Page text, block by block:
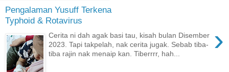
Pengalaman Yusuff Terkena
Typhoid & Rotavirus
›
Cerita ni dah agak basi tau, kisah bulan Disember
2023. Tapi takpelah, nak cerita jugak. Sebab tiba-
tiba rajin nak menaip kan. Tiberrrr, hah...